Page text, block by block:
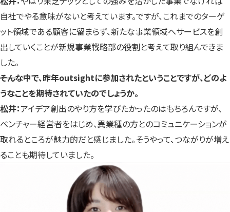
自社でやる意味がないと考えています。ですが、これまでのターゲ
ット領域である顧客に留まらず、新たな事業領域へサービスを創
出していくことが新規事業戦略部の役割と考えて取り組んできま
した。
――そんな中で、昨年outsightに参加されたということですが、どのよ
うなことを期待されていたのでしょうか。
松井：アイデア創出のやり方を学びたかったのはもちろんですが、
ベンチャー経営者をはじめ、異業種の方とのコミュニケーションが
取れるところが魅力的だと感じました。そうやって、つながりが増え
ることも期待していました。